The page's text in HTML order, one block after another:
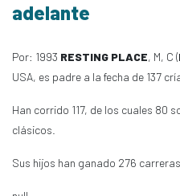
adelante
Por: 1993 RESTING PLACE, M, C (
USA, es padre a la fecha de 137
Han corrido 117, de los cuales 80
clásicos.
Sus hijos han ganado 276